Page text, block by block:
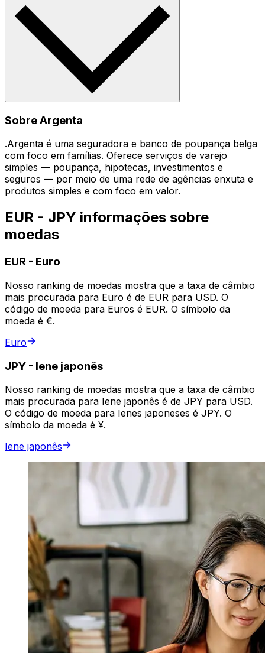
Sobre Argenta
.Argenta é uma seguradora e banco de poupança belga
com foco em famílias. Oferece serviços de varejo
simples — poupança, hipotecas, investimentos e
seguros — por meio de uma rede de agências enxuta e
produtos simples e com foco em valor.
EUR - JPY informações sobre
moedas
EUR - Euro
Nosso ranking de moedas mostra que a taxa de câmbio
mais procurada para Euro é de EUR para USD. O
código de moeda para Euros é EUR. O símbolo da
moeda é €.
Euro
JPY - Iene japonês
Nosso ranking de moedas mostra que a taxa de câmbio
mais procurada para Iene japonês é de JPY para USD.
O código de moeda para Ienes japoneses é JPY. O
símbolo da moeda é ¥.
Iene japonês